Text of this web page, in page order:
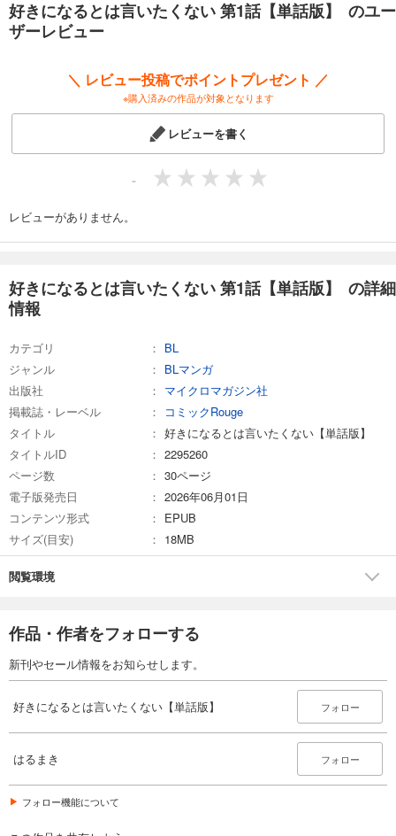
好きになるとは言いたくない 第1話【単話版】 のユー
ザーレビュー
＼ レビュー投稿でポイントプレゼント ／
※購入済みの作品が対象となります
レビューを書く
-
レビューがありません。
好きになるとは言いたくない 第1話【単話版】 の詳細
情報
カテゴリ
BL
ジャンル
BLマンガ
出版社
マイクロマガジン社
掲載誌・レーベル
コミックRouge
タイトル
好きになるとは言いたくない【単話版】
タイトルID
2295260
ページ数
30ページ
電子版発売日
2026年06月01日
コンテンツ形式
EPUB
サイズ(目安)
18MB
閲覧環境
作品・作者をフォローする
新刊やセール情報をお知らせします。
好きになるとは言いたくない【単話版】 フォロー
はるまき フォロー
フォロー機能について